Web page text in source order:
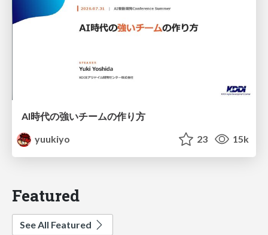
AI時代の強いチームの作り方
yuukiyo
23 15k
Featured
See All Featured